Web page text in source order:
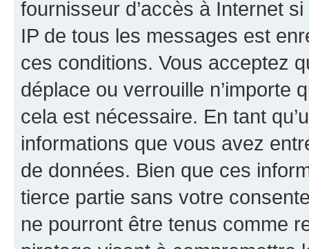
fournisseur d’accès à Internet
IP de tous les messages est
ces conditions. Vous acceptez
déplace ou verrouille n’importe
cela est nécessaire. En tant
informations que vous avez
de données. Bien que ces
tierce partie sans votre
ne pourront être tenus comme